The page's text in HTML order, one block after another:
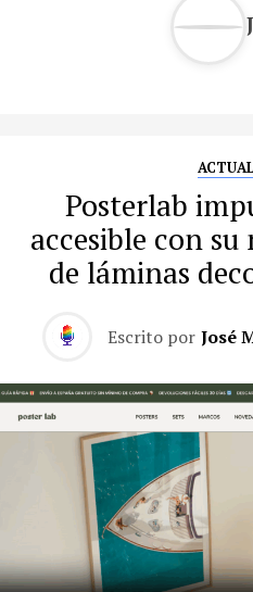
Posterlab
accesible con
de láminas
Escrito por José